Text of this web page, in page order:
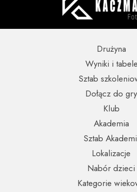
Nabór dzieci
Wyniki i tabele
Kategorie
Lokalizacje
Sztab
Sztab
Dołącz do gry
Drużyna
Akademia
Klub